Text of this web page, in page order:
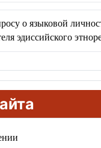
о языковой
эдиссийского